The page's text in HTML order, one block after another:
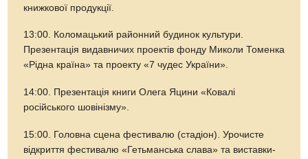
книжкової продукції.
13:00. Коломацький районний будинок культури.
Презентація видавничих проектів фонду Миколи Томенка
«Рідна країна» та проекту «7 чудес України».
14:00. Презентація книги Олега Яцини «Ковалі
російського шовінізму».
15:00. Головна сцена фестивалю (стадіон). Урочисте
відкриття фестивалю «Гетьманська слава» та виставки-